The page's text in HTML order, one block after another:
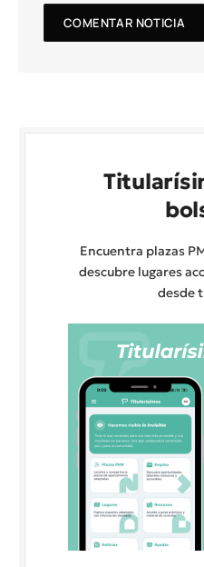
Encuentra plazas
descubre lugares
desde